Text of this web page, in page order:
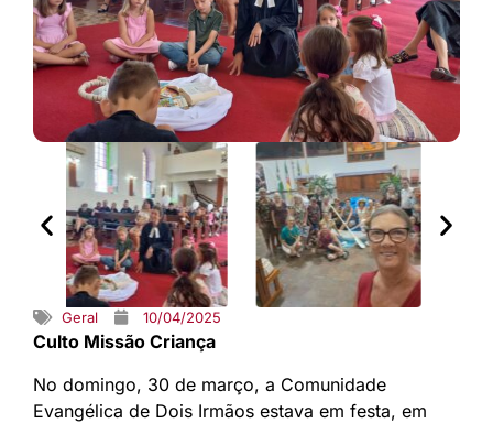
Geral 10/04/2025
Culto Missão Criança
No domingo, 30 de março, a Comunidade
Evangélica de Dois Irmãos estava em festa, em